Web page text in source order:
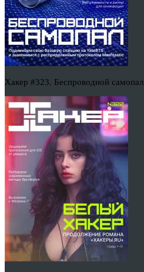
Хакер #323. Беспроводной самопал